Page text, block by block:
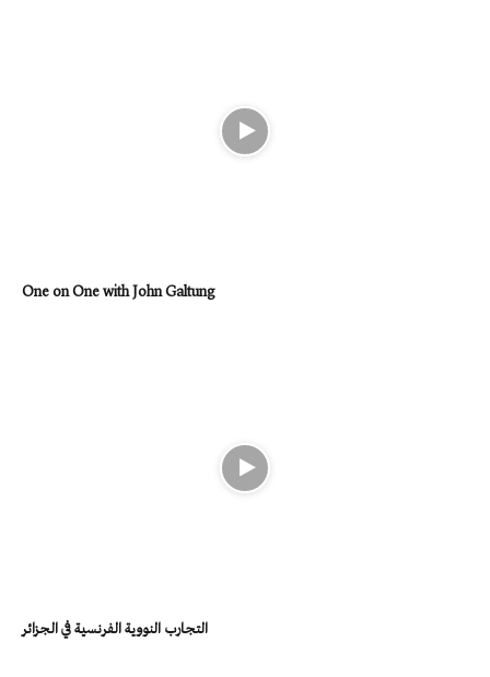
One on One with John Galtung
التجارب النووية الفرنسية في الجزائر